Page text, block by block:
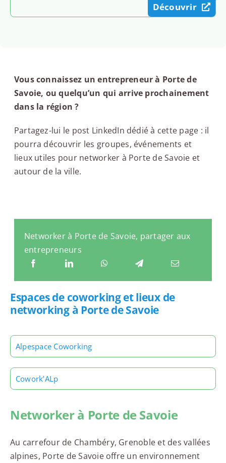
Découvrir
Vous connaissez un entrepreneur à Porte de
Savoie, ou quelqu’un qui arrive prochainement
dans la région ?
Partagez-lui le post LinkedIn dédié à cette page : il
pourra découvrir les groupes, événements et
lieux utiles pour networker à Porte de Savoie et
autour de la ville.
Networker à Porte de Savoie, partager aux
entrepreneurs
Espaces de coworking et lieux de
networking à Porte de Savoie
Alpespace Coworking
Cowork’ALp
Networker à Porte de Savoie
Au carrefour de Chambéry, Grenoble et des vallées
alpines, Porte de Savoie offre un environnement